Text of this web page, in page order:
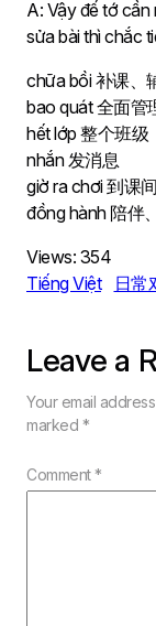
A: Vậy đế tớ cần
sửa bài thì chắc
chữa bồi 补课、
bao quát 全面管
hết lớp 整个班级
nhắn 发消息
giờ ra chơi 到课
đồng hành 陪伴
Views: 354
Tiếng Việt
日常
Leave a
Your email
marked *
Comment*